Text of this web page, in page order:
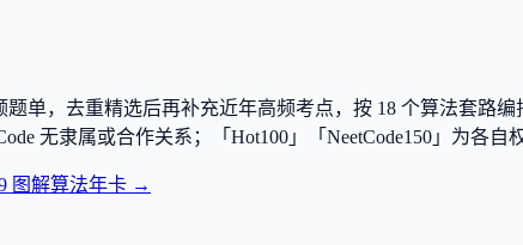
题单，去重精选后再补充近年高频考点，按 18 个算法套路编
无隶属或合作关系；「Hot100」「NeetCode150」为各
图解算法年卡 →